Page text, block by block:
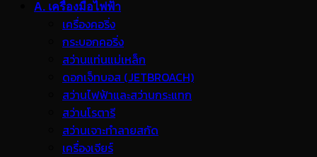
A. เครื่องมือไฟฟ้า
เครื่องคอริ่ง
กระบอกคอริ่ง
สว่านแท่นแม่เหล็ก
ดอกเจ็ทบอส (JETBROACH)
สว่านไฟฟ้าและสว่านกระแทก
สว่านโรตารี
สว่านเจาะทำลายสกัด
เครื่องเจียร์